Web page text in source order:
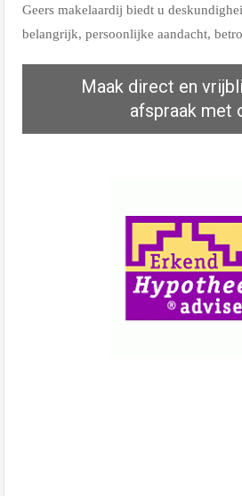
Geers makelaardij biedt u
belangrijk, persoonlijke aandacht,
Maak direct en
afspraak met